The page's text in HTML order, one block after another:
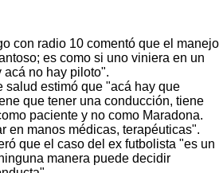
con radio 10 comentó que el manejo
es como si uno viniera en un
acá no hay piloto".
salud estimó que "acá hay que
que tener una conducción, tiene
paciente y no como Maradona.
en manos médicas, terapéuticas".
que el caso del ex futbolista "es un
manera puede decidir